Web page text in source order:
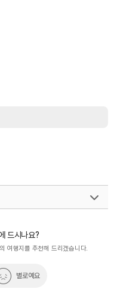
드시나요?
여행지를 추천해 드리겠습니다.
별로예요